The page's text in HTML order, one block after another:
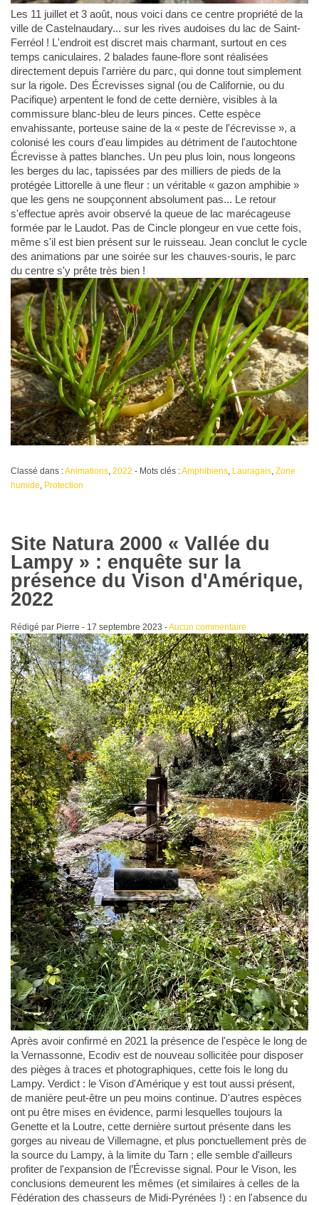
Les 11 juillet et 3 août, nous voici dans ce centre propriété de la
ville de Castelnaudary... sur les rives audoises du lac de Saint-
Ferréol ! L'endroit est discret mais charmant, surtout en ces
temps caniculaires. 2 balades faune-flore sont réalisées
directement depuis l'arrière du parc, qui donne tout simplement
sur la rigole. Des Écrevisses signal (ou de Californie, ou du
Pacifique) arpentent le fond de cette dernière, visibles à la
commissure blanc-bleu de leurs pinces. Cette espèce
envahissante, porteuse saine de la « peste de l'écrevisse », a
colonisé les cours d'eau limpides au détriment de l'autochtone
Écrevisse à pattes blanches. Un peu plus loin, nous longeons
les berges du lac, tapissées par des milliers de pieds de la
protégée Littorelle à une fleur : un véritable « gazon amphibie »
que les gens ne soupçonnent absolument pas... Le retour
s'effectue après avoir observé la queue de lac marécageuse
formée par le Laudot. Pas de Cincle plongeur en vue cette fois,
même s'il est bien présent sur le ruisseau. Jean conclut le cycle
des animations par une soirée sur les chauves-souris, le parc
du centre s'y prête très bien !
Classé dans :Animations, 2022 - Mots clés :Amphibiens, Lauragais, Zone
humide, Protection
Site Natura 2000 « Vallée du
Lampy » : enquête sur la
présence du Vison d'Amérique,
2022
Rédigé par Pierre - 17 septembre 2023 -Aucun commentaire
Après avoir confirmé en 2021 la présence de l'espèce le long de
la Vernassonne, Ecodiv est de nouveau sollicitée pour disposer
des pièges à traces et photographiques, cette fois le long du
Lampy. Verdict : le Vison d'Amérique y est tout aussi présent,
de manière peut-être un peu moins continue. D'autres espèces
ont pu être mises en évidence, parmi lesquelles toujours la
Genette et la Loutre, cette dernière surtout présente dans les
gorges au niveau de Villemagne, et plus ponctuellement près de
la source du Lampy, à la limite du Tarn ; elle semble d'ailleurs
profiter de l'expansion de l’Écrevisse signal. Pour le Vison, les
conclusions demeurent les mêmes (et similaires à celles de la
Fédération des chasseurs de Midi-Pyrénées !) : en l'absence du